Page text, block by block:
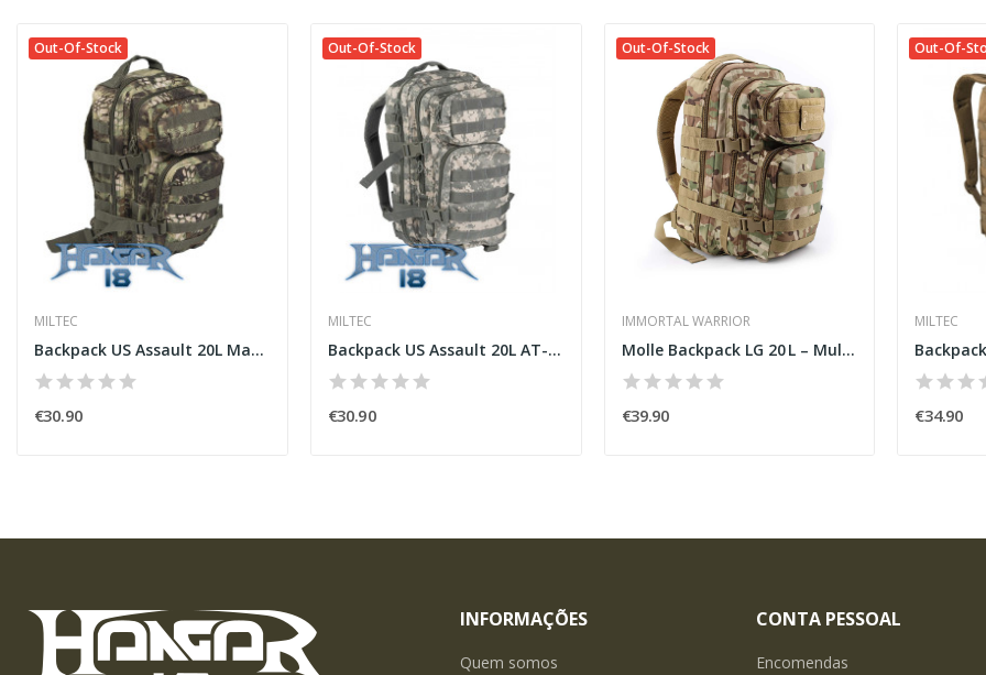
Out-Of-Stock
MILTEC
Backpack US Assault 20L Mandrake
€30.90
Out-Of-Stock
MILTEC
Backpack US Assault 20L AT-Digital
€30.90
Out-Of-Stock
IMMORTAL WARRIOR
Molle Backpack LG 20 L – Multicam [Immortal...
€39.90
Out-Of-
MILTEC
€34.90
INFORMAÇÕES
Quem somos
CONTA PESSOAL
Encomendas